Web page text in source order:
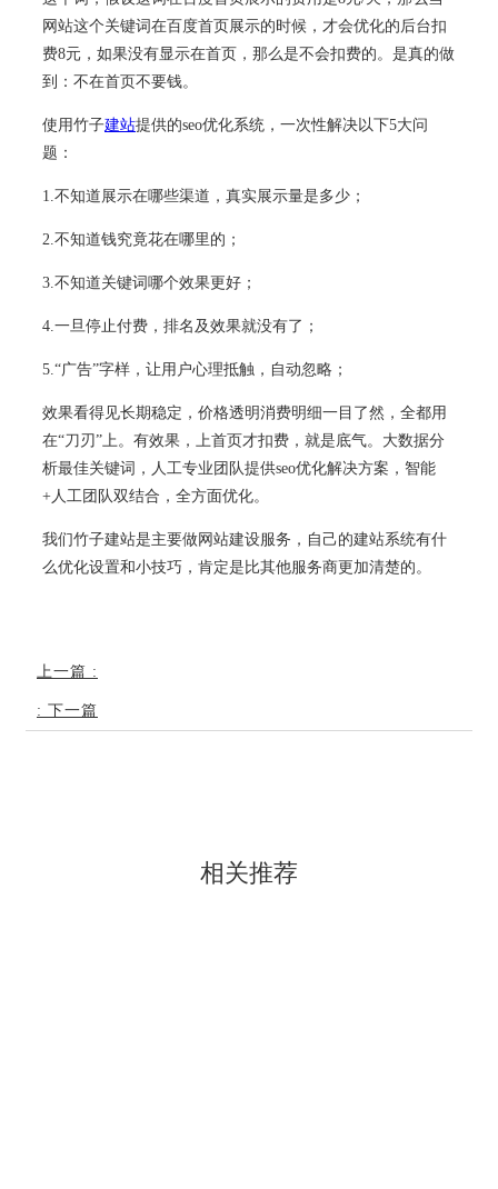
网站这个关键词在百度首页展示的时候，才会优化的后台扣
费8元，如果没有显示在首页，那么是不会扣费的。是真的做
到：不在首页不要钱。
使用竹子建站提供的seo优化系统，一次性解决以下5大问
题：
1.不知道展示在哪些渠道，真实展示量是多少；
2.不知道钱究竟花在哪里的；
3.不知道关键词哪个效果更好；
4.一旦停止付费，排名及效果就没有了；
5.“广告”字样，让用户心理抵触，自动忽略；
效果看得见长期稳定，价格透明消费明细一目了然，全都用
在“刀刃”上。有效果，上首页才扣费，就是底气。大数据分
析最佳关键词，人工专业团队提供seo优化解决方案，智能
+人工团队双结合，全方面优化。
我们竹子建站是主要做网站建设服务，自己的建站系统有什
么优化设置和小技巧，肯定是比其他服务商更加清楚的。
上一篇 :
: 下一篇
相关推荐